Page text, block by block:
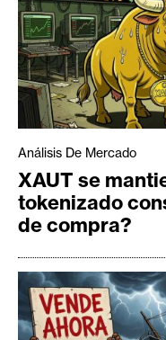
Análisis De Mercado
XAUT se
tokenizado
de compra?